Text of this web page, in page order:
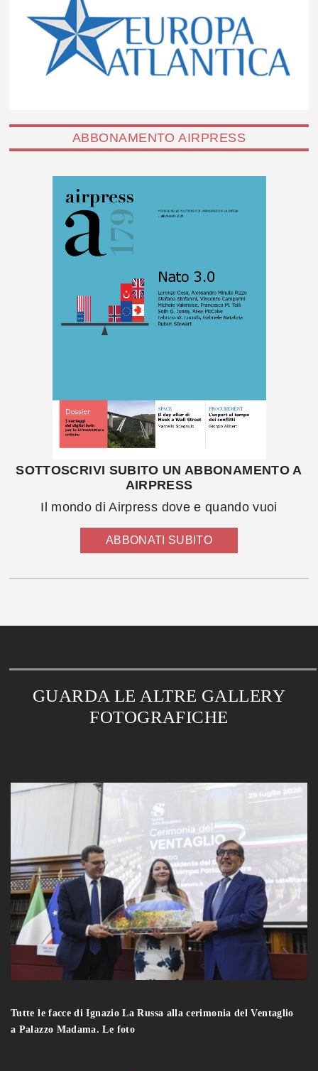
ABBONAMENTO AIRPRESS
SOTTOSCRIVI SUBITO UN ABBONAMENTO A
AIRPRESS
Il mondo di Airpress dove e quando vuoi
ABBONATI SUBITO
GUARDA LE ALTRE GALLERY
FOTOGRAFICHE
Tutte le facce di Ignazio La Russa alla cerimonia del Ventaglio
a Palazzo Madama. Le foto